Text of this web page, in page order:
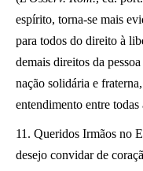
espírito, torna-se mais
para todos do direito à
demais direitos da
nação solidária e
entendimento entre
11. Queridos Irmãos no
desejo convidar de